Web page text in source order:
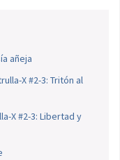
añeja
X #2-3: Tritón al
X #2-3: Libertad y